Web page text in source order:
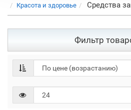
Красота и здоровье Средства
Фильтр